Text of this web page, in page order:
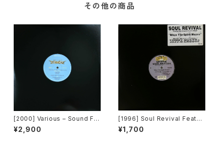
その他の商品
[2000] Various – Sound Fa
ctory Y&Co. / Back To The
"Disco" 〜私もDiscoへ連れ
¥2,900
[1996] Soul Revival Featuri
ng Capathia Jenkins – Whe
n The Spirit Moves [Sub-U
¥1,700